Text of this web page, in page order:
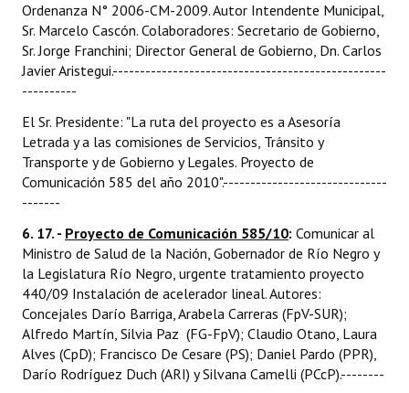
Ordenanza N° 2006-CM-2009. Autor Intendente Municipal,
Sr. Marcelo Cascón. Colaboradores: Secretario de Gobierno,
Sr. Jorge Franchini; Director General de Gobierno, Dn. Carlos
Javier Aristegui.--------------------------------------------------
----------
El Sr. Presidente: "La ruta del proyecto es a Asesoría
Letrada y a las comisiones de Servicios, Tránsito y
Transporte y de Gobierno y Legales. Proyecto de
Comunicación 585 del año 2010".------------------------------
-------
6. 17. - Proyecto de Comunicación 585/10: Comunicar al
Ministro de Salud de la Nación, Gobernador de Río Negro y
la Legislatura Río Negro, urgente tratamiento proyecto
440/09 Instalación de acelerador lineal. Autores:
Concejales Darío Barriga, Arabela Carreras (FpV-SUR);
Alfredo Martín, Silvia Paz (FG-FpV); Claudio Otano, Laura
Alves (CpD); Francisco De Cesare (PS); Daniel Pardo (PPR),
Darío Rodríguez Duch (ARI) y Silvana Camelli (PCcP).--------